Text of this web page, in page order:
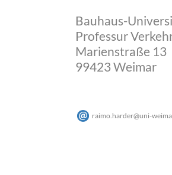
Bauhaus-
Professur
Marienstraße 13
99423 Weimar
raimo.harder@uni-